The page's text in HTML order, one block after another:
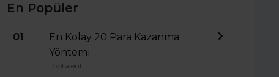
En Popüler
01
En Kolay 20 Para Kazanma
Yöntemi
Toptalent